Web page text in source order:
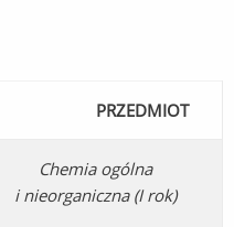
PRZEDMIOT
Chemia ogólna
i nieorganiczna (I rok)